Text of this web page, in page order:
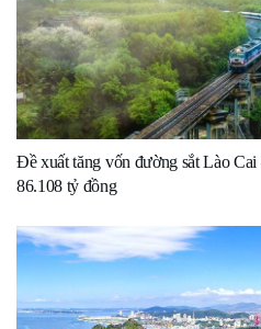
Đề xuất tăng vốn đường sắt Lào
86.108 tỷ đồng